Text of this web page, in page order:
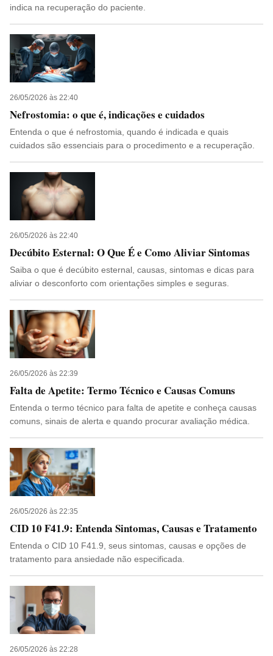
indica na recuperação do paciente.
26/05/2026 às 22:40
Nefrostomia: o que é, indicações e cuidados
Entenda o que é nefrostomia, quando é indicada e quais
cuidados são essenciais para o procedimento e a recuperação.
26/05/2026 às 22:40
Decúbito Esternal: O Que É e Como Aliviar Sintomas
Saiba o que é decúbito esternal, causas, sintomas e dicas para
aliviar o desconforto com orientações simples e seguras.
26/05/2026 às 22:39
Falta de Apetite: Termo Técnico e Causas Comuns
Entenda o termo técnico para falta de apetite e conheça causas
comuns, sinais de alerta e quando procurar avaliação médica.
26/05/2026 às 22:35
CID 10 F41.9: Entenda Sintomas, Causas e Tratamento
Entenda o CID 10 F41.9, seus sintomas, causas e opções de
tratamento para ansiedade não especificada.
26/05/2026 às 22:28